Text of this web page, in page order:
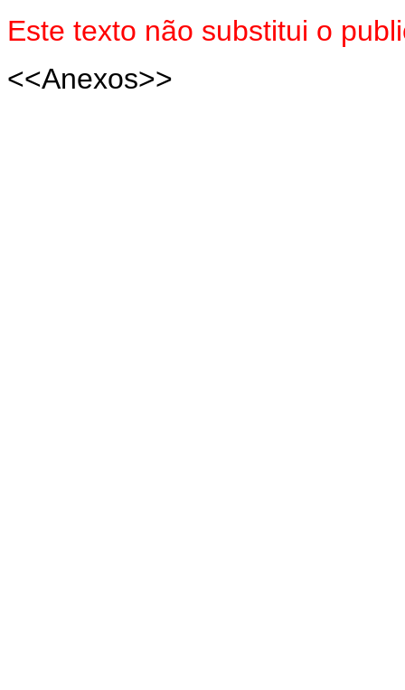
Este texto não substitui o
<<Anexos>>